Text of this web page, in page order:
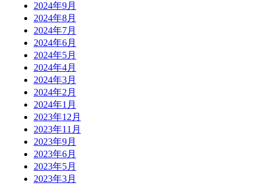
2024年9月
2024年8月
2024年7月
2024年6月
2024年5月
2024年4月
2024年3月
2024年2月
2024年1月
2023年12月
2023年11月
2023年9月
2023年6月
2023年5月
2023年3月